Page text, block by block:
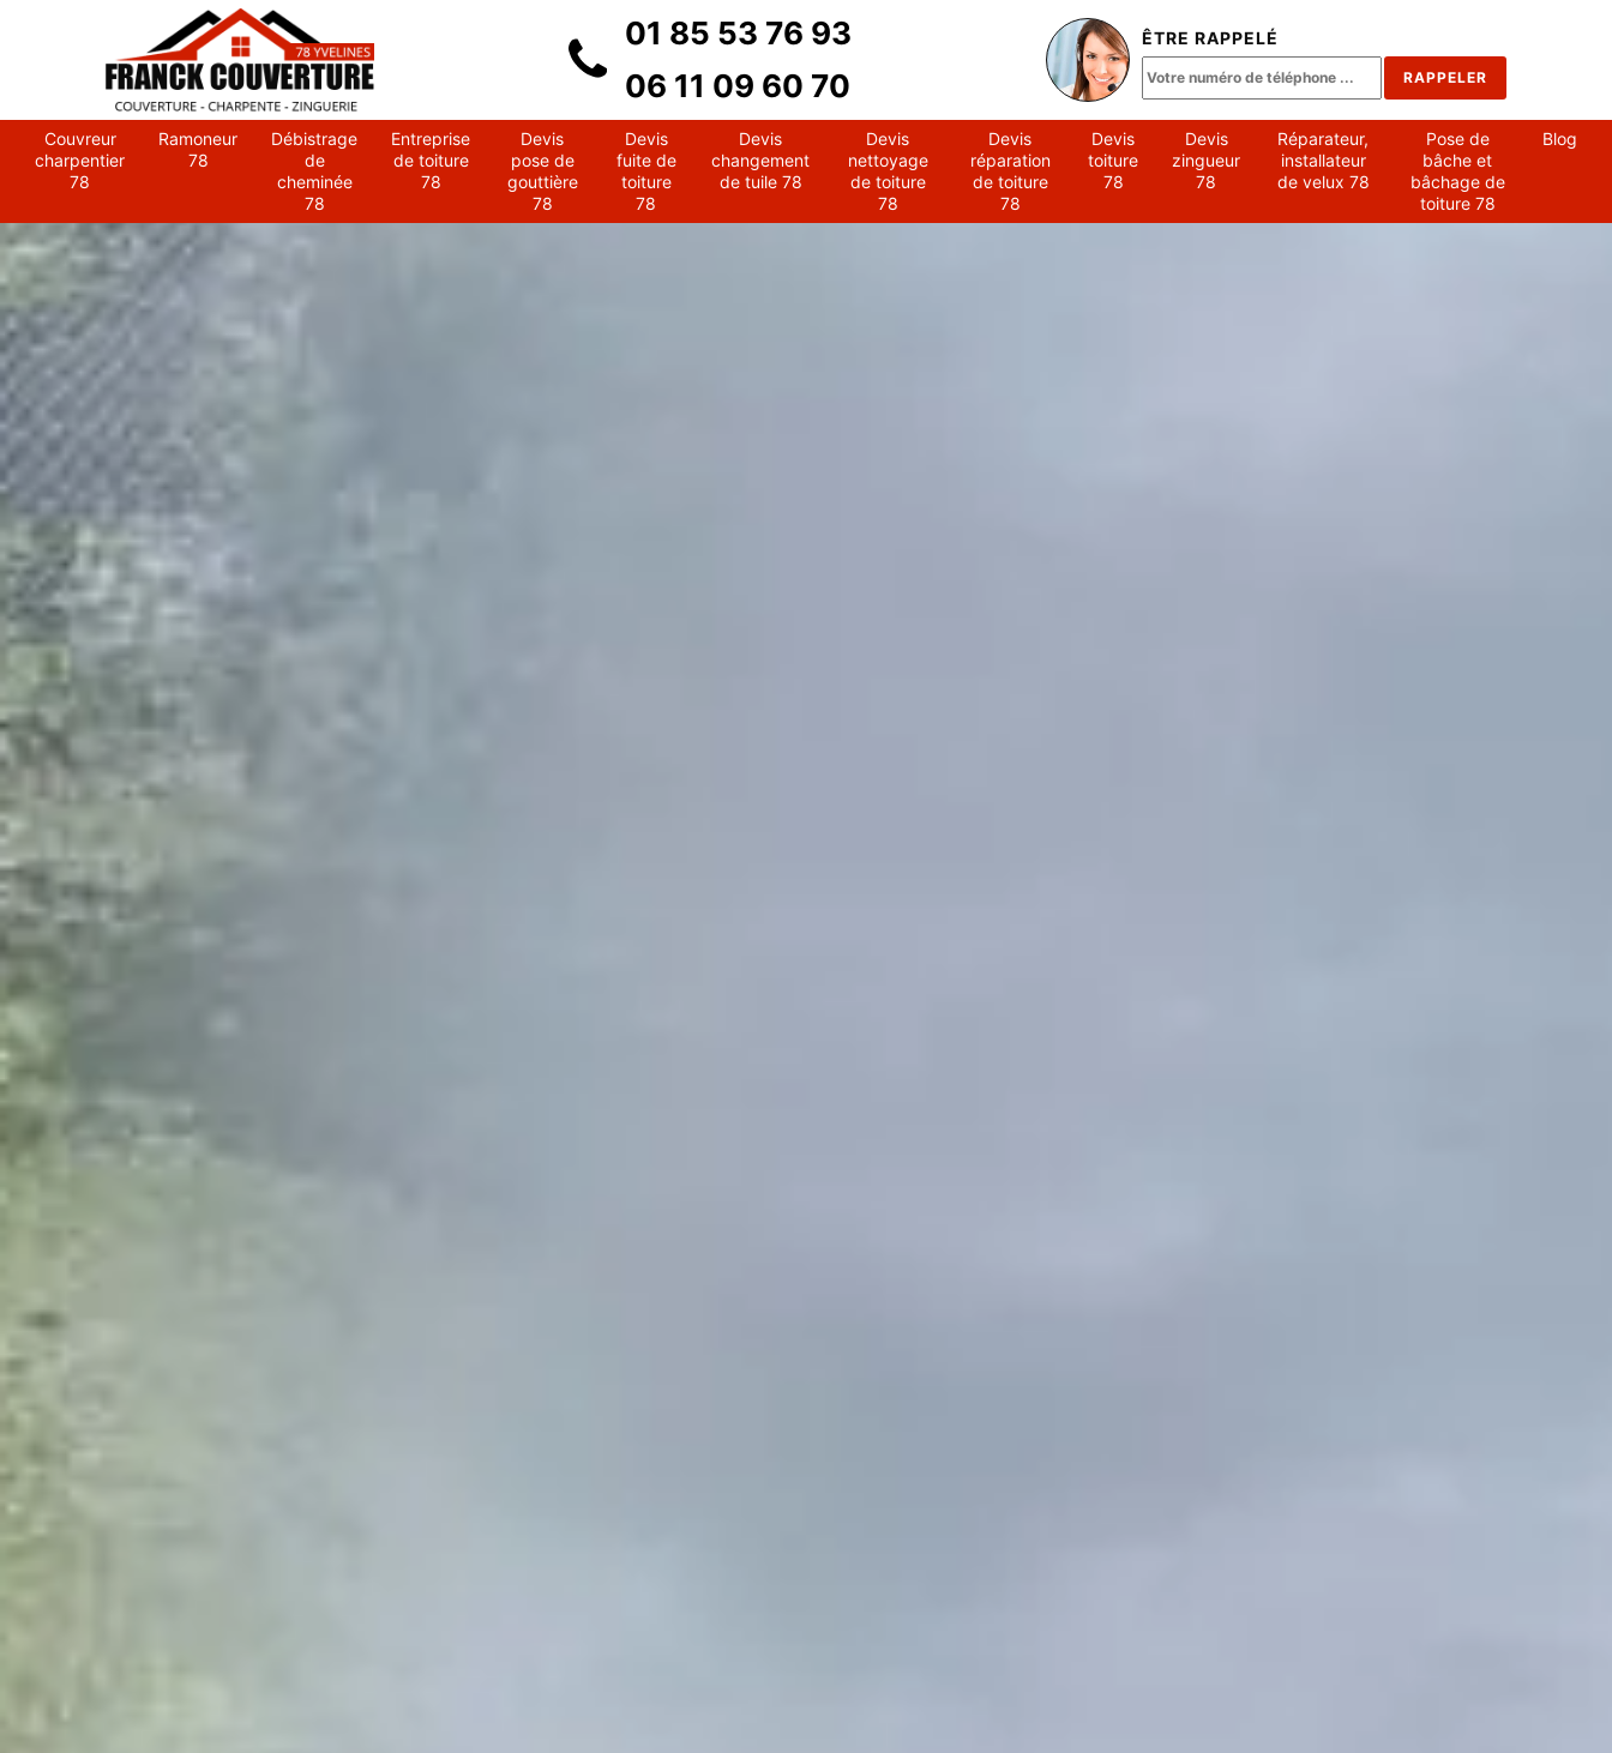
01 85 53 76 93
06 11 09 60 70
ÊTRE RAPPELÉ
Couvreur
charpentier
78
Ramoneur
78
Débistrage
de
cheminée
78
Entreprise
de toiture
78
Devis
pose de
gouttière
78
Devis
fuite de
toiture
78
Devis
changement
de tuile 78
Devis
nettoyage
de toiture
78
Devis
réparation
de toiture
78
Devis
toiture
78
Devis
zingueur
78
Réparateur,
installateur
de velux 78
Pose de
bâche et
bâchage de
toiture 78
Blog